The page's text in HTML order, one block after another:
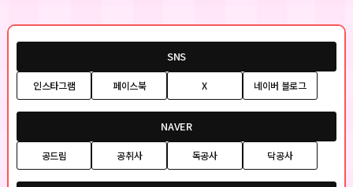
SNS
인스타그램 페이스북 X 네이버 블로그
NAVER
공드림 공취사 독공사 닥공사